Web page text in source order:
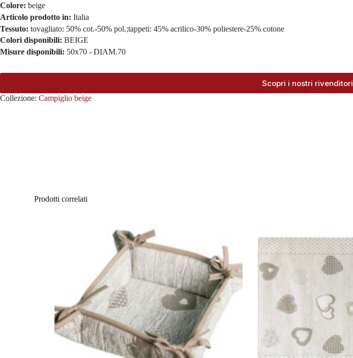
Colore: beige
Articolo prodotto in: Italia
Tessuto: tovagliato: 50% cot.-50% pol.;tappeti: 45% acrilico-30% poliestere-25% cotone
Colori disponibili: BEIGE
Misure disponibili: 50x70 - DIAM.70
Scopri i nostri rivenditori
Collezione: Campiglio beige
Prodotti correlati